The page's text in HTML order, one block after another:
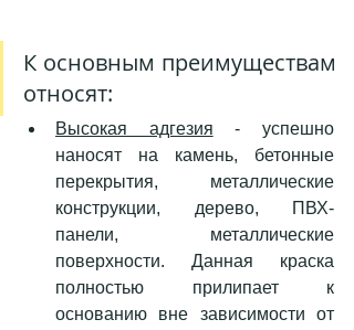
К основным преимуществам
относят:
Высокая адгезия - успешно
наносят на камень, бетонные
перекрытия, металлические
конструкции, дерево, ПВХ-
панели, металлические
поверхности. Данная краска
полностью прилипает к
основанию вне зависимости от